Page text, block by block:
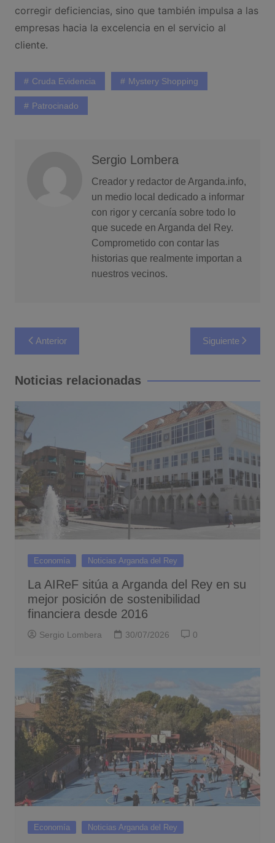
corregir deficiencias, sino que también impulsa a las
empresas hacia la excelencia en el servicio al
cliente.
Cruda Evidencia Mystery Shopping
Patrocinado
Sergio Lombera
Creador y redactor de Arganda.info,
un medio local dedicado a informar
con rigor y cercanía sobre todo lo
que sucede en Arganda del Rey.
Comprometido con contar las
historias que realmente importan a
nuestros vecinos.
Navegación
de
entradas
Anterior Siguiente
Noticias relacionadas
Economía Noticias Arganda del Rey
La AIReF sitúa a Arganda del Rey en su
mejor posición de sostenibilidad
financiera desde 2016
Sergio Lombera 30/07/2026 0
Economía Noticias Arganda del Rey